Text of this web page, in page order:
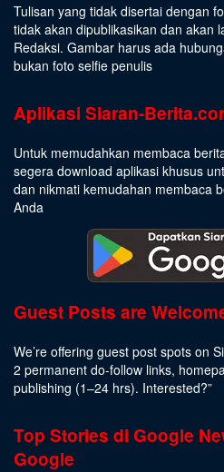
Tulisan yang tidak disertai dengan
tidak akan dipublikasikan dan akan
Redaksi. Gambar harus ada
bukan foto selfie penulis
Aplikasi Siaran-
Untuk memudahkan membaca
segera download aplikasi khusus
dan nikmati kemudahan membaca
Anda
Guest Posts are
We’re offering guest post spots on
2 permanent do-follow links,
publishing (1–24 hrs). Interested?”
Top Stories di Google
Google